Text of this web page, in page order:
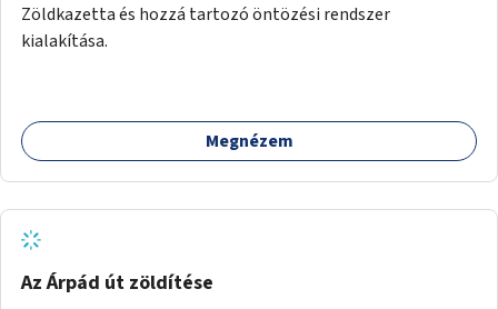
Zöldkazetta és hozzá tartozó öntözési rendszer
kialakítása.
Megnézem
Az Árpád út zöldítése